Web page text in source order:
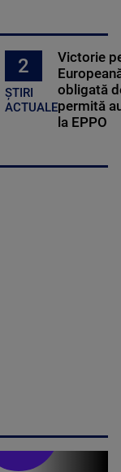
2
ȘTIRI
ACTUALE
Victorie
obligată
permită
la EPPO